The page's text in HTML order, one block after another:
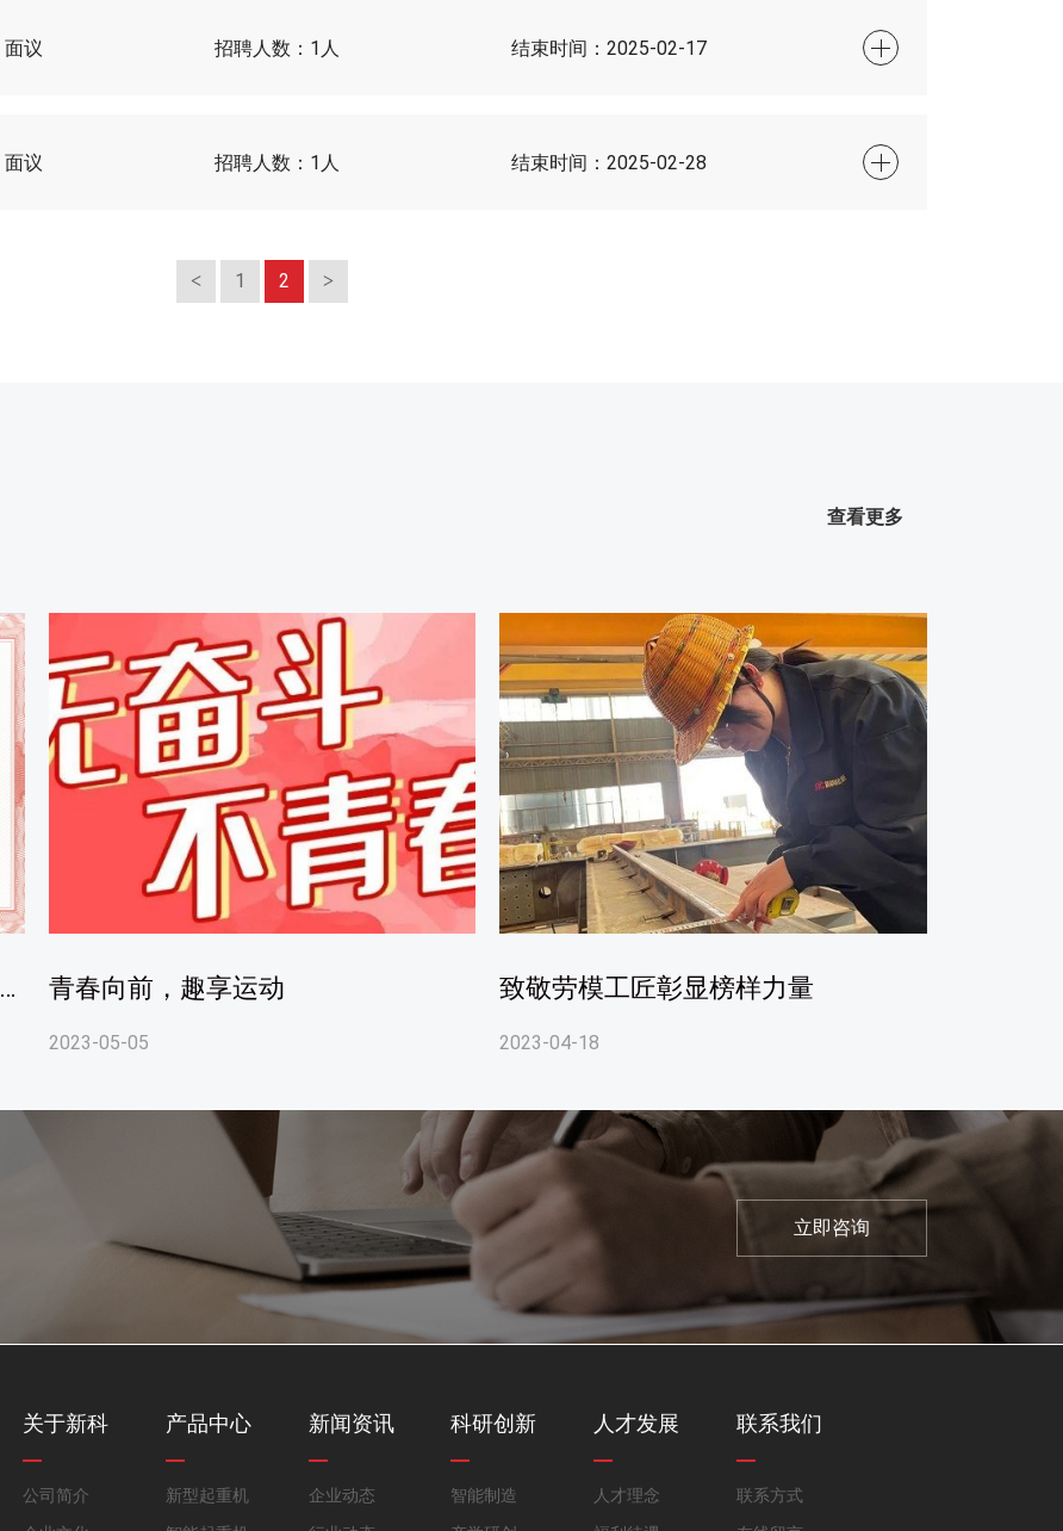
面议 招聘人数： 1人 结束时间：2025-02-17
面议 招聘人数： 1人 结束时间：2025-02-28
1 2
查看更多
喜报｜新科公司周小飞荣获“新时代学雷锋好青年” 青春向前，趣享运动
2023-05-05
致敬劳模工匠彰显榜样力量
2023-04-18
立即咨询
关于新科
公司简介
产品中心
新型起重机
新闻资讯
企业动态
科研创新
智能制造
人才发展
人才理念
联系我们
联系方式